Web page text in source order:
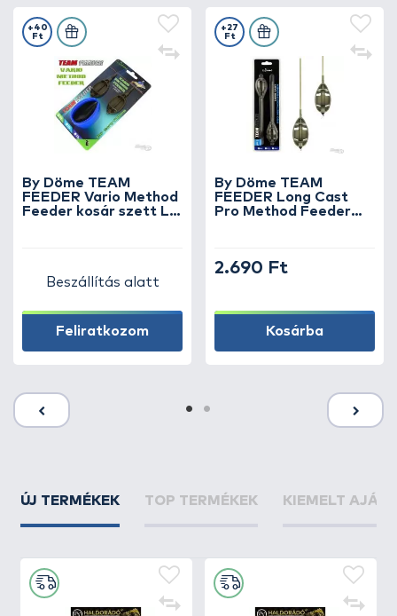
By Döme TEAM
FEEDER Vario Method
Feeder kosár szett L
+40
Ft
Beszállítás alatt
Feliratkozom
By Döme TEAM
FEEDER Long Cast
Pro Method Feeder
+27
Ft
2.690 Ft
Kosárba
ÚJ TERMÉKEK TOP TERMÉKEK KIEMELT